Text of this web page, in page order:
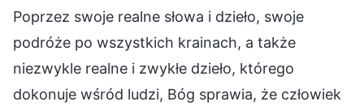
Poprzez swoje realne słowa i dzieło, swoje
podróże po wszystkich krainach, a także
niezwykle realne i zwykłe dzieło, którego
dokonuje wśród ludzi, Bóg sprawia, że człowiek